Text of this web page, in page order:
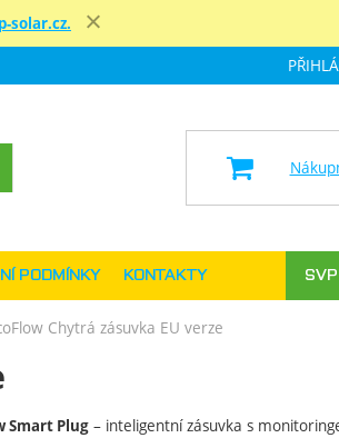
solar.cz.
Chytrá zásuvka EU verze
Smart Plug– inteligentní zásuvka s
PODMÍNKY KONTAKTY